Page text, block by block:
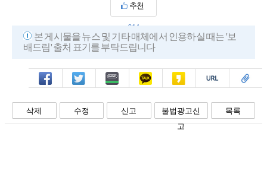
추천
614
본 게시물을 뉴스 및 기타 매체에서 인용하실 때는 '보
배드림' 출처 표기를 부탁드립니다
페북 트윗 밴드 카톡 카스 복사 스크랩
삭제 수정 신고
불법광고신
고
목록